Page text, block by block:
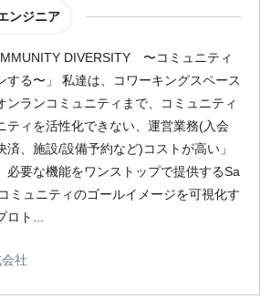
ンジニア
DIVERSITY 〜コミュニティ
する〜」 私達は、コワーキングスペース
ンランコミュニティまで、コミュニティ
ティを活性化できない、運営業務(入会
済、施設/設備予約など)コストが高い」
必要な機能をワンストップで提供するSa
ミュニティのゴールイメージを可視化す
ト...
社